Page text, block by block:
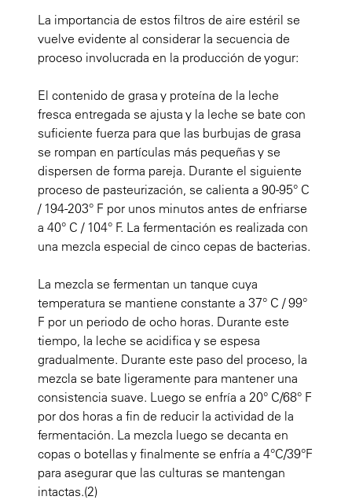
La importancia de estos filtros de aire estéril se
vuelve evidente al considerar la secuencia de
proceso involucrada en la producción de yogur:
El contenido de grasa y proteína de la leche
fresca entregada se ajusta y la leche se bate con
suficiente fuerza para que las burbujas de grasa
se rompan en partículas más pequeñas y se
dispersen de forma pareja. Durante el siguiente
proceso de pasteurización, se calienta a 90-95° C
/ 194-203° F por unos minutos antes de enfriarse
a 40° C / 104° F. La fermentación es realizada con
una mezcla especial de cinco cepas de bacterias.
La mezcla se fermentan un tanque cuya
temperatura se mantiene constante a 37° C / 99°
F por un periodo de ocho horas. Durante este
tiempo, la leche se acidifica y se espesa
gradualmente. Durante este paso del proceso, la
mezcla se bate ligeramente para mantener una
consistencia suave. Luego se enfría a 20° C/68° F
por dos horas a fin de reducir la actividad de la
fermentación. La mezcla luego se decanta en
copas o botellas y finalmente se enfría a 4°C/39°F
para asegurar que las culturas se mantengan
intactas.(2)